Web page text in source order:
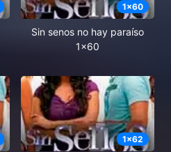
1x60
Sin senos no hay paraíso
1x60
1x62